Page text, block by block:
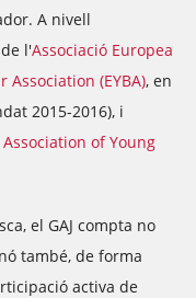
A nivell
l'Associació Europea
Association (EYBA), en
2015-2016), i
of Young
el GAJ compta no
també, de forma
activa de